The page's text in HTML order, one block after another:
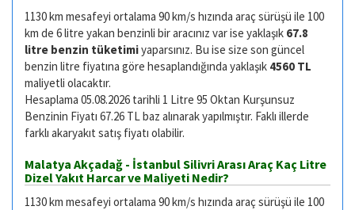
1130 km mesafeyi ortalama 90 km/s hızında araç sürüşü ile 100
km de 6 litre yakan benzinli bir aracınız var ise yaklaşık 67.8
litre benzin tüketimiyaparsınız. Bu ise size son güncel
benzin litre fiyatına göre hesaplandığında yaklaşık 4560 TL
maliyetli olacaktır.
Hesaplama 05.08.2026 tarihli 1 Litre 95 Oktan Kurşunsuz
Benzinin Fiyatı 67.26 TL baz alınarak yapılmıştır. Faklı illerde
farklı akaryakıt satış fiyatı olabilir.
Malatya Akçadağ - İstanbul Silivri Arası Araç Kaç Litre
Dizel Yakıt Harcar ve Maliyeti Nedir?
1130 km mesafeyi ortalama 90 km/s hızında araç sürüşü ile 100